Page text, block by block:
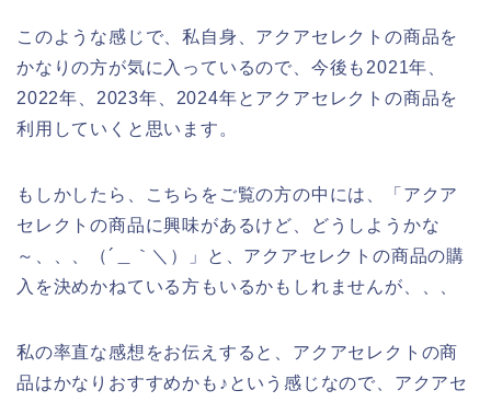
このような感じで、私自身、アクアセレクトの商品を
かなりの方が気に入っているので、今後も2021年、
2022年、2023年、2024年とアクアセレクトの商品を
利用していくと思います。
もしかしたら、こちらをご覧の方の中には、「アクア
セレクトの商品に興味があるけど、どうしようかな
～、、、（´＿｀＼）」と、アクアセレクトの商品の購
入を決めかねている方もいるかもしれませんが、、、
私の率直な感想をお伝えすると、アクアセレクトの商
品はかなりおすすめかも♪という感じなので、アクアセ